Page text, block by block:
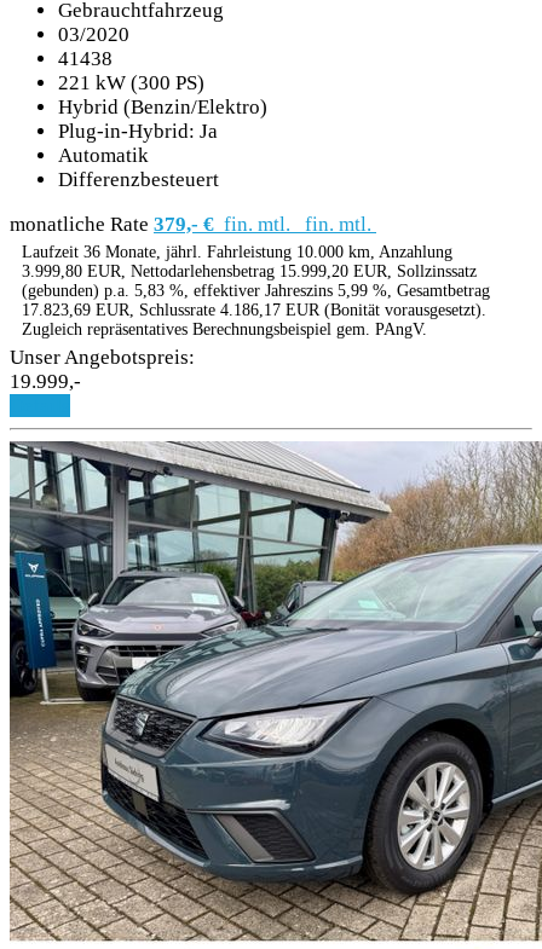
Gebrauchtfahrzeug
03/2020
41438
221 kW (300 PS)
Hybrid (Benzin/Elektro)
Plug-in-Hybrid: Ja
Automatik
Differenzbesteuert
monatliche Rate 379,- € fin. mtl. fin. mtl.
Laufzeit 36 Monate, jährl. Fahrleistung 10.000 km, Anzahlung
3.999,80 EUR, Nettodarlehensbetrag 15.999,20 EUR, Sollzinssatz
(gebunden) p.a. 5,83 %, effektiver Jahreszins 5,99 %, Gesamtbetrag
17.823,69 EUR, Schlussrate 4.186,17 EUR (Bonität vorausgesetzt).
Zugleich repräsentatives Berechnungsbeispiel gem. PAngV.
Unser Angebotspreis:
19.999,-